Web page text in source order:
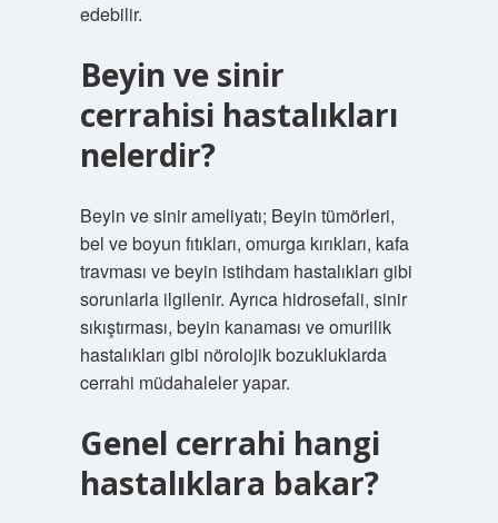
edebilir.
Beyin ve sinir
cerrahisi hastalıkları
nelerdir?
Beyin ve sinir ameliyatı; Beyin tümörleri,
bel ve boyun fıtıkları, omurga kırıkları, kafa
travması ve beyin istihdam hastalıkları gibi
sorunlarla ilgilenir. Ayrıca hidrosefali, sinir
sıkıştırması, beyin kanaması ve omurilik
hastalıkları gibi nörolojik bozukluklarda
cerrahi müdahaleler yapar.
Genel cerrahi hangi
hastalıklara bakar?